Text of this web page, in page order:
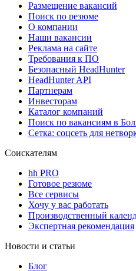
Размещение вакансий
Поиск по резюме
О компании
Наши вакансии
Реклама на сайте
Требования к ПО
Безопасный HeadHunter
HeadHunter API
Партнерам
Инвесторам
Каталог компаний
Поиск по вакансиям в
Сетка: соцсеть для
Соискателям
hh PRO
Готовое резюме
Все сервисы
Хочу у вас работать
Производственный
Экспертная рекомендация
Новости и статьи
Блог